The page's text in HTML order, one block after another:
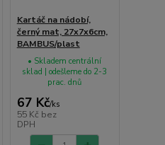
Kartáč na nádobí,
černý mat, 27x7x6cm,
BAMBUS/plast
67 Kč/ks
55 Kč bez
DPH
• Skladem centrální
sklad | odešleme do 2-3
prac. dnů